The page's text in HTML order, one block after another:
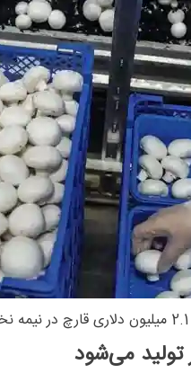
تولید می‌شود